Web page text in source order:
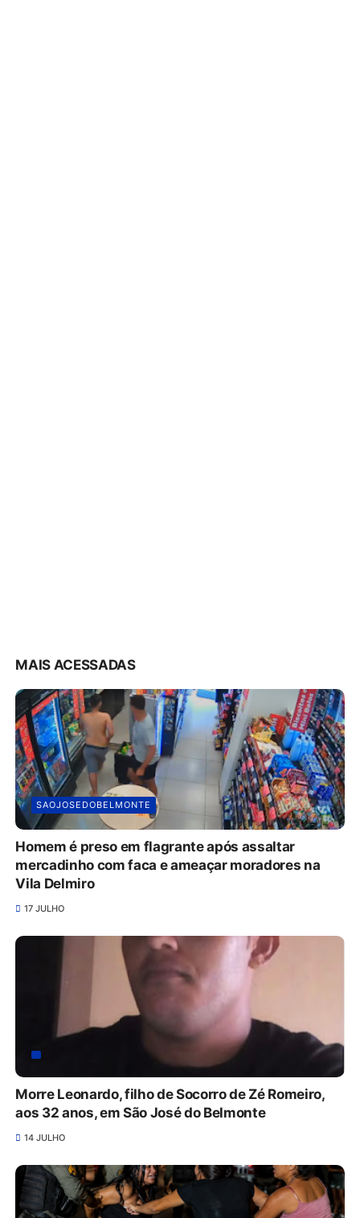
MAIS ACESSADAS
SAOJOSEDOBELMONTE
Homem é preso em flagrante após assaltar
mercadinho com faca e ameaçar moradores na
Vila Delmiro
17 JULHO
Morre Leonardo, filho de Socorro de Zé Romeiro,
aos 32 anos, em São José do Belmonte
14 JULHO